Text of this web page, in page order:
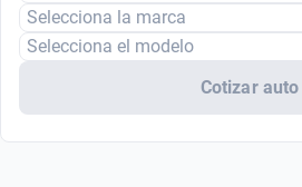
Selecciona la marca
Selecciona el modelo
Cotizar auto